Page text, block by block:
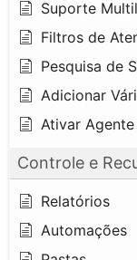
Suporte
Filtros de
Pesquisa de
Adicionar
Ativar
Controle e
Relatórios
Automações